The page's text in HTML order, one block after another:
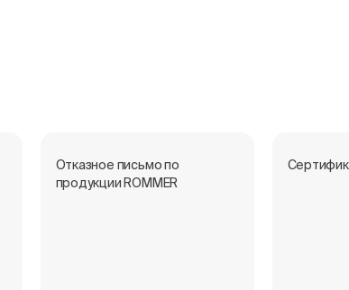
Отказное письмо по
продукции ROMMER